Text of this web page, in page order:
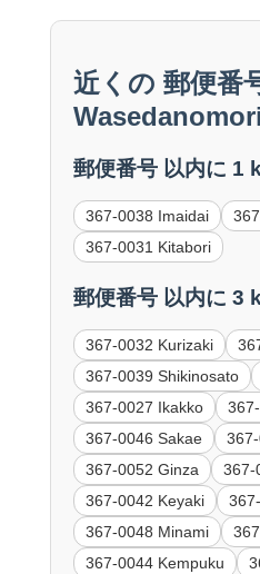
近くの 郵便番
Wasedanomori
郵便番号 以内に 1
367-0038 Imaidai
367-0031 Kitabori
郵便番号 以内に 3
367-0032 Kurizaki
367-0039 Shikinosato
367-0027 Ikakko
367-0046 Sakae
367-0052 Ginza
367-
367-0042 Keyaki
367-0048 Minami
367-0044 Kempuku